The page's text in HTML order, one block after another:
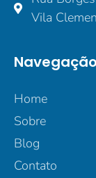
Vila
Navegação
Home
Sobre
Blog
Contato